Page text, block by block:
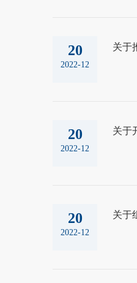
20
2022-12
关于
20
2022-12
关于
20
2022-12
关于